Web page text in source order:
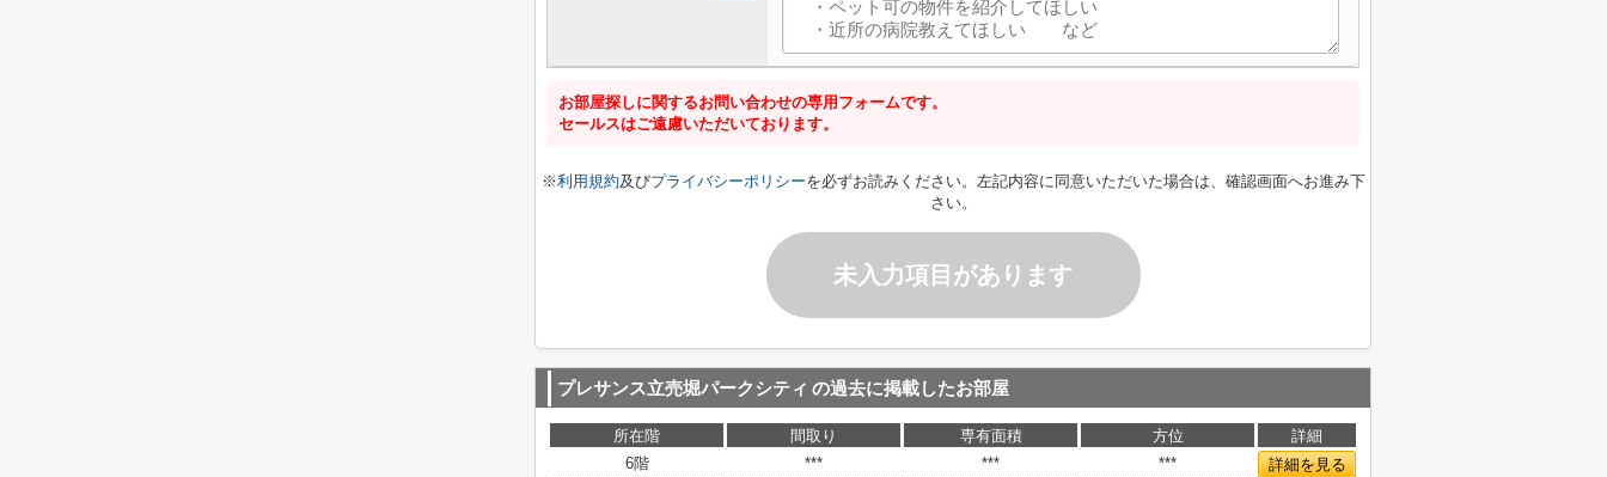
お部屋探しに関するお問い合わせの専用フォームです。
セールスはご遠慮いただいております。
※利用規約及びプライバシーポリシーを必ずお読みください。左記内容に同意いただいた場合は、確認画面へお進み下
さい。
未入力項目があります
プレサンス立売堀パークシティ の過去に掲載したお部屋
所在階 間取り 専有面積 方位
詳細
6階
*** *** ***
詳細を見る